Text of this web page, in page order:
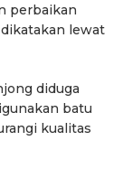
perbaikan
lewat
diduga
batu
kualitas